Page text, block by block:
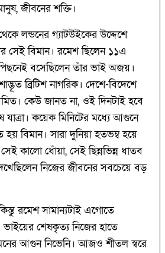
জীবনের শক্তি।
লন্ডনের গ্যাটউইকের উদ্দেশে
সেই বিমান। রমেশ ছিলেন ১১এ
বসেছিলেন তাঁর ভাই অজয়।
ব্রিটিশ নাগরিক। দেশে-বিদেশে
কেউ জানত না, ওই দিনটাই হবে
যাত্রা। কয়েক মিনিটের মধ্যে আগুনে
বিমান। সারা দুনিয়া হতভম্ব হয়ে
কালো ধোঁয়া, সেই ছিন্নভিন্ন ধাতব
নিজের জীবনের সবচেয়ে বড়
রমেশ সামান্যটাই এগোতে
ভাইয়ের শেষকৃত্য নিজের হাতে
আগুন নিভেনি। আজও শীতল স্বরে